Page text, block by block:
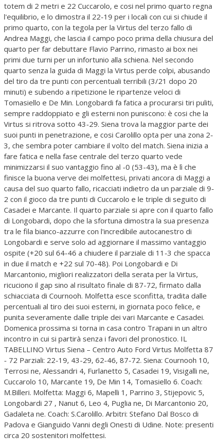
totem di 2 metri e 22 Cuccarolo, e cosi nel primo quarto regna
l'equilibrio, e lo dimostra il 22-19 per i locali con cui si chiude il
primo quarto, con la tegola per la Virtus del terzo fallo di
Andrea Maggi, che lascia il campo poco prima della chiusura del
quarto per far debuttare Flavio Parrino, rimasto ai box nei
primi due turni per un infortunio alla schiena. Nel secondo
quarto senza la guida di Maggi la Virtus perde colpi, abusando
del tiro da tre punti con percentuali terribili (3/21 dopo 20
minuti) e subendo a ripetizione le ripartenze veloci di
Tomasiello e De Min. Longobardi fa fatica a procurarsi tiri puliti,
sempre raddoppiato e gli esterni non puniscono: è cosi che la
Virtus si ritrova sotto 43-29. Siena trova la maggior parte dei
suoi punti in penetrazione, e cosi Carolillo opta per una zona 2-
3, che sembra poter cambiare il volto del match. Siena inizia a
fare fatica e nella fase centrale del terzo quarto vede
minimizzarsi il suo vantaggio fino al -0 (53-43), ma è lì che
finisce la buona verve dei molfettesi, privati ancora di Maggi a
causa del suo quarto fallo, ricacciati indietro da un parziale di 9-
2 con il gioco da tre punti di Cuccarolo e le triple di seguito di
Casadei e Marcante. Il quarto parziale si apre con il quarto fallo
di Longobardi, dopo che la sfortuna dimostra la sua presenza
tra le fila bianco-azzurre con l'incredibile autocanestro di
Longobardi e serve solo ad aggiornare il massimo vantaggio
ospite (+20 sul 64-46 a chiudere il parziale di 11-3 che spacca
in due il match e +22 sul 70-48). Poi Longobardi e Di
Marcantonio, migliori realizzatori della serata per la Virtus,
ricuciono il gap sino al risultato finale di 87-72, firmato dalla
schiacciata di Cournooh. Molfetta esce sconfitta, tradita dalle
percentuali al tiro dei suoi esterni, in giornata poco felice, e
punita severamente dalle triple dei vari Marcante e Casadei.
Domenica prossima si torna in casa contro Trapani in un altro
incontro in cui si partirà senza i favori del pronostico. IL
TABELLINO Virtus Siena – Centro Auto Ford Virtus Molfetta 87
- 72 Parziali: 22-19, 43-29, 62-46, 87-72. Siena: Cournooh 10,
Terrosi ne, Alessandri 4, Furlanetto 5, Casadei 19, Visigalli ne,
Cuccarolo 10, Marcante 19, De Min 14, Tomasiello 6. Coach:
M.Billeri. Molfetta: Maggi 6, Mapelli 1, Parrino 3, Stijepovic 5,
Longobardi 27 , Nanut 6, Leo 4, Puglia ne, Di Marcantonio 20,
Gadaleta ne. Coach: S.Carolillo. Arbitri: Stefano Dal Bosco di
Padova e Gianguido Vanni degli Onesti di Udine. Note: presenti
circa 20 sostenitori molfettesi.